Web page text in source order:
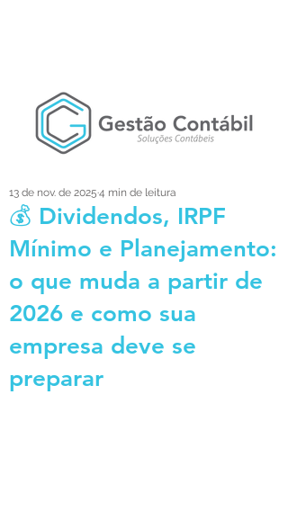
💰 Dividendos, IRPF
Mínimo e Planejamento:
o que muda a partir de
2026 e como sua
empresa deve se
preparar
13 de nov. de 2025 4 min de leitura